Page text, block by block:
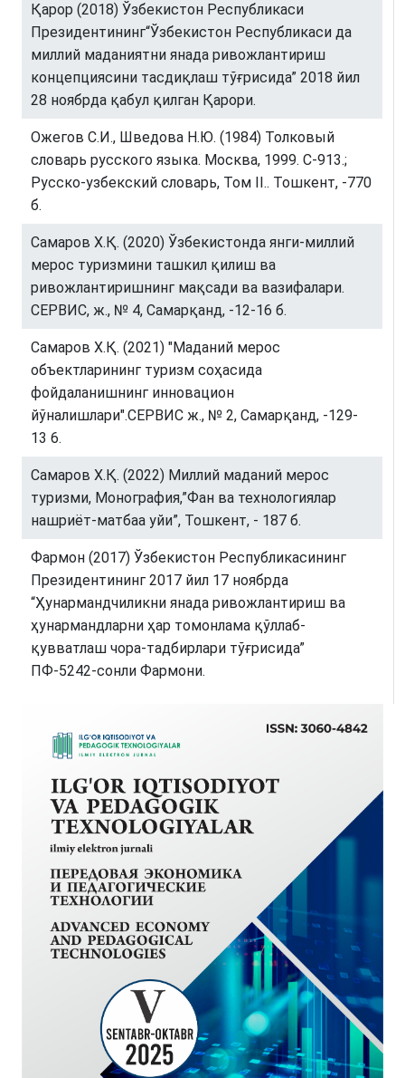
Қарор (2018) Ўзбекистон Республикаси
Президентининг“Ўзбекистон Республикаси да
миллий маданиятни янада ривожлантириш
концепциясини тасдиқлаш тўғрисида” 2018 йил
28 ноябрда қабул қилган Қарори.
Ожегов С.И., Шведова Н.Ю. (1984) Толковый
словарь русского языка. Москва, 1999. С-913.;
Русско-узбекский словарь, Том II.. Тошкент, -770
б.
Самаров Х.Қ. (2020) Ўзбекистонда янги-миллий
мерос туризмини ташкил қилиш ва
ривожлантиришнинг мақсади ва вазифалари.
СЕРВИС, ж., № 4, Самарқанд, -12-16 б.
Самаров Х.Қ. (2021) "Маданий мерос
объектларининг туризм соҳасида
фойдаланишнинг инновацион
йўналишлари".СЕРВИС ж., № 2, Самарқанд, -129-
13 6.
Самаров Х.Қ. (2022) Миллий маданий мерос
туризми, Монография,”Фан ва технологиялар
нашриёт-матбаа уйи”, Тошкент, - 187 б.
Фармон (2017) Ўзбекистон Республикасининг
Президентининг 2017 йил 17 ноябрда
“Ҳунармандчиликни янада ривожлантириш ва
ҳунармандларни ҳар томонлама қўллаб-
қувватлаш чора-тадбирлари тўғрисида”
ПФ-5242-сонли Фармони.